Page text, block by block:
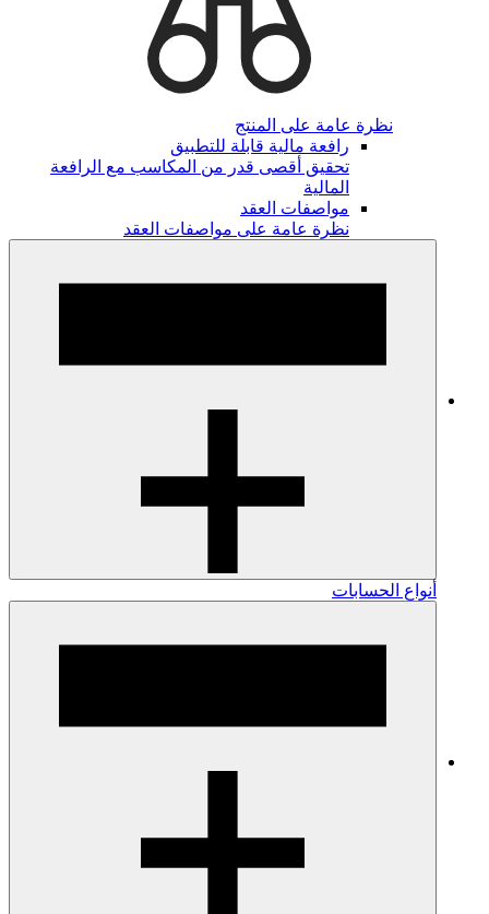
نظرة عامة على المنتج
رافعة مالية قابلة للتطبيق
تحقيق أقصى قدر من المكاسب مع الرافعة
المالية
مواصفات العقد
نظرة عامة على مواصفات العقد
أنواع الحسابات